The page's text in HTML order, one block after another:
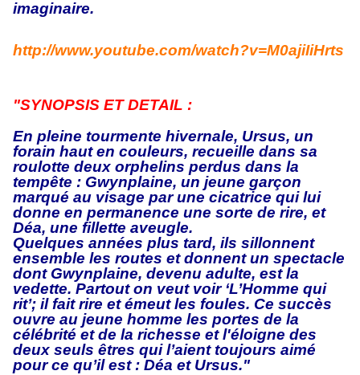
imaginaire.
http://www.youtube.com/watch?v=M0ajiIiHrts
"SYNOPSIS ET DETAIL :
En pleine tourmente hivernale, Ursus, un
forain haut en couleurs, recueille dans sa
roulotte deux orphelins perdus dans la
tempête : Gwynplaine, un jeune garçon
marqué au visage par une cicatrice qui lui
donne en permanence une sorte de rire, et
Déa, une fillette aveugle.
Quelques années plus tard, ils sillonnent
ensemble les routes et donnent un spectacle
dont Gwynplaine, devenu adulte, est la
vedette. Partout on veut voir ‘L’Homme qui
rit’; il fait rire et émeut les foules. Ce succès
ouvre au jeune homme les portes de la
célébrité et de la richesse et l'éloigne des
deux seuls êtres qui l’aient toujours aimé
pour ce qu’il est : Déa et Ursus."